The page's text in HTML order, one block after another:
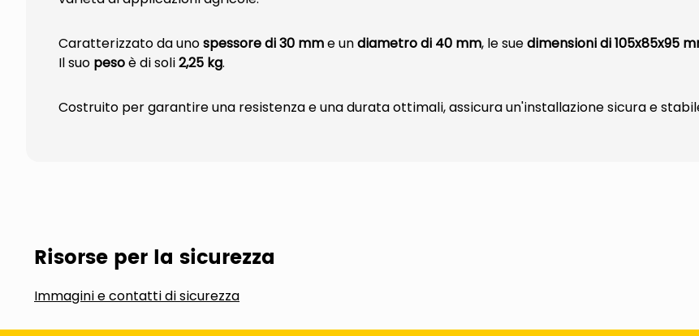
Caratterizzato da unospessore di 30 mme undiametro di 40 mm, le suedimensioni di 105x85x95
Il suo pesoè di soli2,25 kg.
Costruito per garantire una resistenza e una durata ottimali, assicura un'installazione sicura e
Risorse per la sicurezza
Immagini e contatti di sicurezza